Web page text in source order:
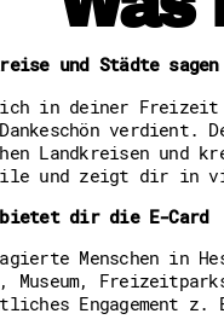
und Städte sagen
in deiner
verdient.
Landkreisen und
und zeigt dir in
dir die E-Card
Menschen in
Museum,
Engagement